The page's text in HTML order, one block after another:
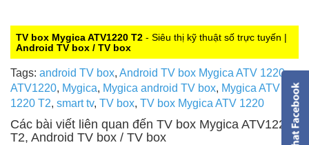
TV box Mygica ATV1220 T2 - Siêu thị kỹ thuật số trực tuyến |
Android TV box / TV box
Tags: android TV box, Android TV box Mygica ATV 1220,
ATV1220, Mygica, Mygica android TV box, Mygica ATV
1220 T2, smart tv, TV box, TV box Mygica ATV 1220
Các bài viết liên quan đến TV box Mygica ATV1220
T2, Android TV box / TV box